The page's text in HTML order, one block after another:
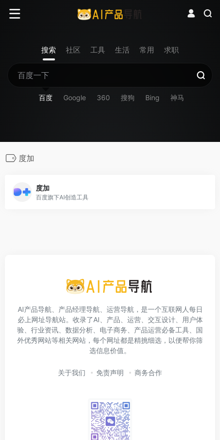
搜索 社区 工具 生活 常用 求职
百度 Google 360 搜狗 Bing 神马
度加
度加
百度旗下AI创造工具
AI产品导航、产品经理导航、运营导航，是一个互联网人每日
必上网址导航站。收录了AI、产品、运营、交互设计、用户体
验、行业资讯、数据分析、电子商务、产品运营必备工具、国
外优秀网站等相关网站，每个网址都是精挑细选，以便帮你筛
选信息价值。
关于我们 免责声明 商务合作